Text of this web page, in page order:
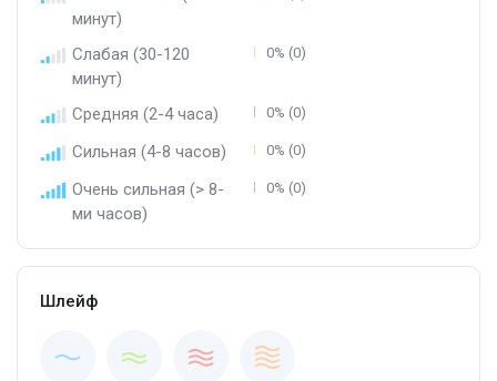
минут)
Слабая (30-120
минут)
0% (0)
Средняя (2-4 часа) 0% (0)
Сильная (4-8 часов) 0% (0)
Очень сильная (> 8-
ми часов)
0% (0)
Шлейф